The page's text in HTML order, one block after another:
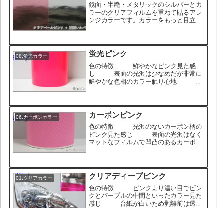
鏡面・半艶・メタリックのシルバーとカ
ラーのクリアフィルムを重ねて貼るアレ
ンジカラーです。カラーをもっと目立た
また、ブラックアウトされたヘッドライ
トはクリアカラーの色相が...
08.蛍光カラー 蛍光ピンク
色の特徴 鮮やかなピンク見た感
じ 表面の光沢は少なめだが非常に
鮮やかな色相のカラー触り心地 表
ンプル画像 ヘッドライトに貼った状態
のサンプル画像 プルームテ...
06.カーボンカラー カーボンピンク
色の特徴 光沢のないカーボン柄の
ピンク見た感じ 表面の光沢はなく
マットなフィルムで凹凸のあるカーボン
っとした質感 ロール状のサンプル画
像 日章旗/旭日旗ステッカ...
01.クリアカラー クリアディープピンク
色の特徴 ピンクより濃い目でピン
クとパープルの中間といったカラー見た
感じ 台紙が白いため剥離前は透過